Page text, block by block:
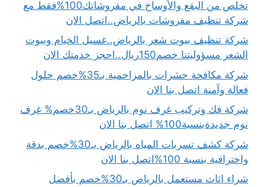
تخلص من البقع والأوساخ في مفروشاتك100%فقط مع
شركة تنظيف مفروشات بالرياض..اتصل الان
شركة تنظيف بيوت شعر بالرياض..غسيل الخيام وبيوت
الشعر مسؤوليتنا خصم150ريال..احجز خدمتك الان
شركة مكافحة حشرات بالمزاحمية بـ35%خصم حلول
فعالة وآمنة اتصل بنا الان
شركة فك وتركيب غرف نوم بالرياض بـ30خصم% غرف
نوم جديدةبنسبة100% اتصل بنا الان
شركة كشف تسربات المياه بالرياض بـ30%خصم بدقة
واحترافية بنسبة 100%اتصل بنا الان
شراء اثاث مستعمل بالرياض بـ30%خصم بأفضل